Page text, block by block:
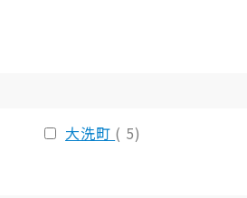
大洗町 ( 5)